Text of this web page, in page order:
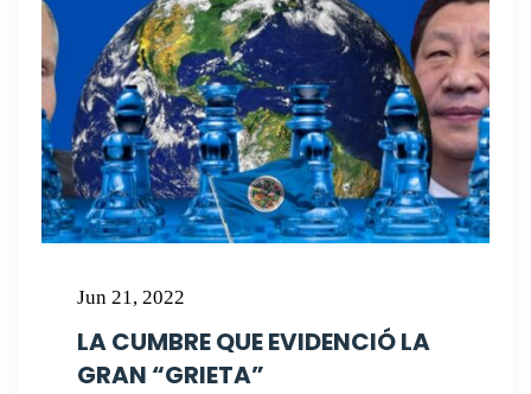
Jun 21, 2022
LA CUMBRE QUE EVIDENCIÓ LA
GRAN “GRIETA”